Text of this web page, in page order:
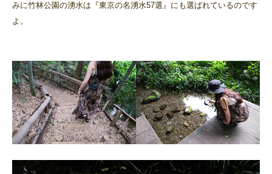
みに竹林公園の湧水は『東京の名湧水57選』にも選ばれているのです
よ。